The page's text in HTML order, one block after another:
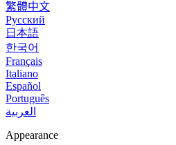
繁體中文
Русский
日本語
한국어
Français
Italiano
Español
Português
العربية
Appearance